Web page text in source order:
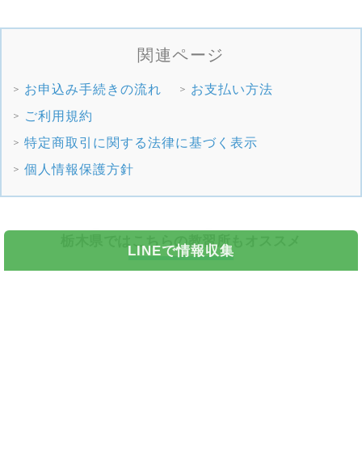
お申込み手続きの流れ
お支払い方法
ご利用規約
特定商取引に関する法律に基づく表示
個人情報保護方針
栃木県ではこちらの教習所もオススメ
LINEで情報収集